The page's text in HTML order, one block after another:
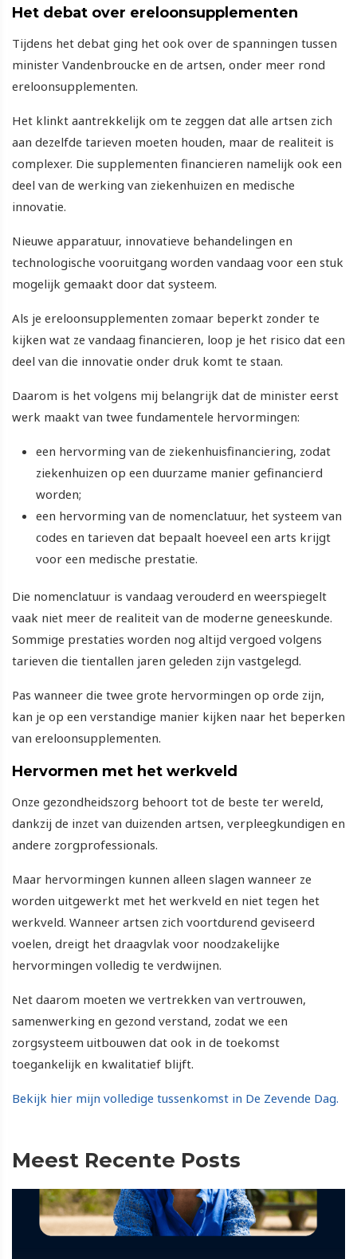
Het debat over ereloonsupplementen
Tijdens het debat ging het ook over de spanningen tussen
minister Vandenbroucke en de artsen, onder meer rond
ereloonsupplementen.
Het klinkt aantrekkelijk om te zeggen dat alle artsen zich
aan dezelfde tarieven moeten houden, maar de realiteit is
complexer. Die supplementen financieren namelijk ook een
deel van de werking van ziekenhuizen en medische
innovatie.
Nieuwe apparatuur, innovatieve behandelingen en
technologische vooruitgang worden vandaag voor een stuk
mogelijk gemaakt door dat systeem.
Als je ereloonsupplementen zomaar beperkt zonder te
kijken wat ze vandaag financieren, loop je het risico dat een
deel van die innovatie onder druk komt te staan.
Daarom is het volgens mij belangrijk dat de minister eerst
werk maakt van twee fundamentele hervormingen:
een hervorming van de ziekenhuisfinanciering, zodat
ziekenhuizen op een duurzame manier gefinancierd
worden;
een hervorming van de nomenclatuur, het systeem van
codes en tarieven dat bepaalt hoeveel een arts krijgt
voor een medische prestatie.
Die nomenclatuur is vandaag verouderd en weerspiegelt
vaak niet meer de realiteit van de moderne geneeskunde.
Sommige prestaties worden nog altijd vergoed volgens
tarieven die tientallen jaren geleden zijn vastgelegd.
Pas wanneer die twee grote hervormingen op orde zijn,
kan je op een verstandige manier kijken naar het beperken
van ereloonsupplementen.
Hervormen met het werkveld
Onze gezondheidszorg behoort tot de beste ter wereld,
dankzij de inzet van duizenden artsen, verpleegkundigen en
andere zorgprofessionals.
Maar hervormingen kunnen alleen slagen wanneer ze
worden uitgewerkt met het werkveld en niet tegen het
werkveld. Wanneer artsen zich voortdurend geviseerd
voelen, dreigt het draagvlak voor noodzakelijke
hervormingen volledig te verdwijnen.
Net daarom moeten we vertrekken van vertrouwen,
samenwerking en gezond verstand, zodat we een
zorgsysteem uitbouwen dat ook in de toekomst
toegankelijk en kwalitatief blijft.
Bekijk hier mijn volledige tussenkomst in De Zevende Dag.
Meest Recente Posts